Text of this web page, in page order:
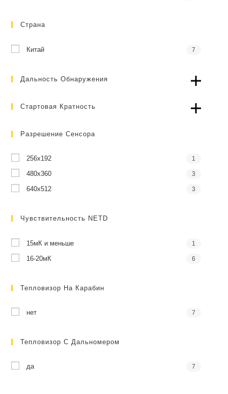
Страна
Китай 7
Дальность Обнаружения
Стартовая Кратность
Разрешение Сенсора
256x192 1
480x360 3
640x512 3
Чувствительность NETD
15мК и меньше 1
16-20мК 6
Тепловизор На Карабин
нет 7
Тепловизор С Дальномером
да 7